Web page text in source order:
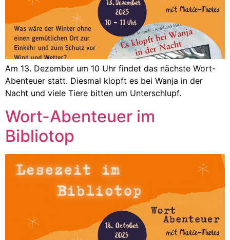
Am 13. Dezember um 10 Uhr findet das nächste Wort-
Abenteuer statt. Diesmal klopft es bei Wanja in der
Nacht und viele Tiere bitten um Unterschlupf.
Wort-Abenteuer im
Bibliotop